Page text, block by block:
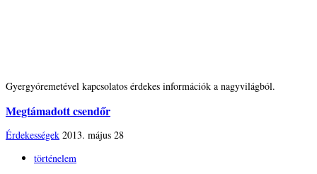
Gyergyóremetével kapcsolatos érdekes információk a nagyvilágból.
Megtámadott csendőr
Érdekességek 2013. május 28
történelem